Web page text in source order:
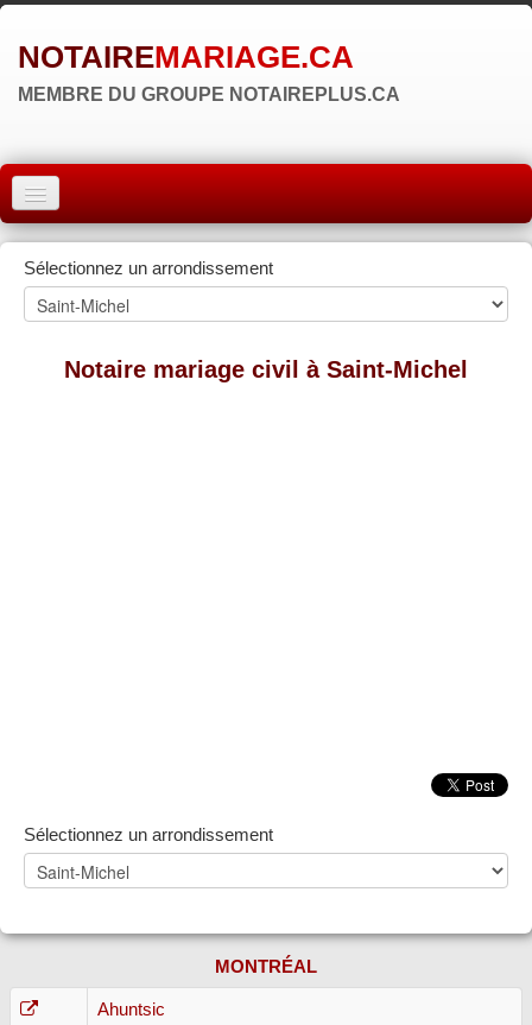
NOTAIREMARIAGE.CA
MEMBRE DU GROUPE NOTAIREPLUS.CA
ACCUEIL
MONTRÉAL
QUÉBEC
LAVAL
Sélectionnez un arrondissement
Notaire mariage civil à Saint-Michel
Sélectionnez un arrondissement
MONTRÉAL
Ahuntsic